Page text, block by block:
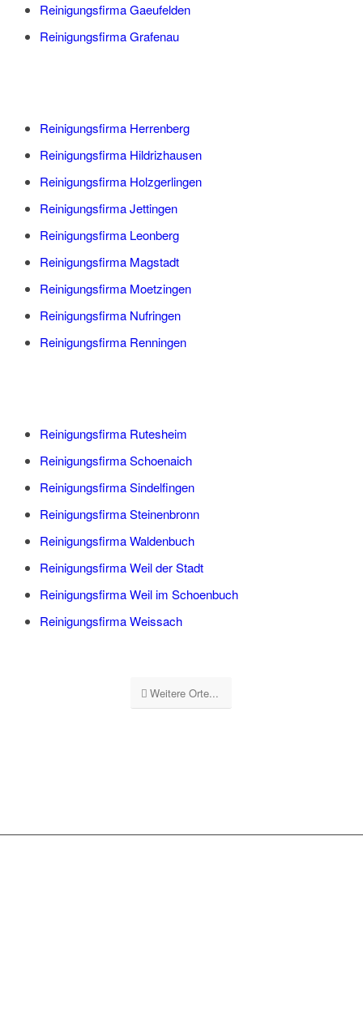
Reinigungsfirma Gaeufelden
Reinigungsfirma Grafenau
Reinigungsfirma Herrenberg
Reinigungsfirma Hildrizhausen
Reinigungsfirma Holzgerlingen
Reinigungsfirma Jettingen
Reinigungsfirma Leonberg
Reinigungsfirma Magstadt
Reinigungsfirma Moetzingen
Reinigungsfirma Nufringen
Reinigungsfirma Renningen
Reinigungsfirma Rutesheim
Reinigungsfirma Schoenaich
Reinigungsfirma Sindelfingen
Reinigungsfirma Steinenbronn
Reinigungsfirma Waldenbuch
Reinigungsfirma Weil der Stadt
Reinigungsfirma Weil im Schoenbuch
Reinigungsfirma Weissach
Weitere Orte...